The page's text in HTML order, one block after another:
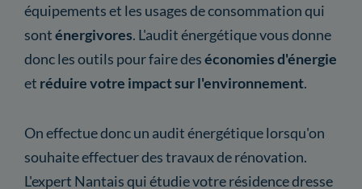
équipements et les usages de consommation qui
sonténergivores. L'audit énergétique vous donne
donc les outils pour faire deséconomies d'énergie
et réduire votre impact sur l'environnement.
On effectue donc un audit énergétique lorsqu'on
souhaite effectuer des travaux de rénovation.
L'expert Nantais qui étudie votre résidence dresse